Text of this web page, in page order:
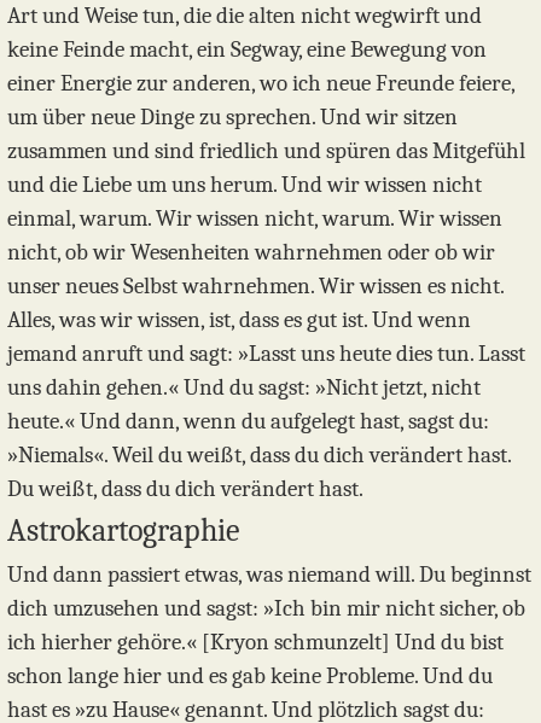
Art und Weise tun, die die alten nicht wegwirft und
keine Feinde macht, ein Segway, eine Bewegung von
einer Energie zur anderen, wo ich neue Freunde feiere,
um über neue Dinge zu sprechen. Und wir sitzen
zusammen und sind friedlich und spüren das Mitgefühl
und die Liebe um uns herum. Und wir wissen nicht
einmal, warum. Wir wissen nicht, warum. Wir wissen
nicht, ob wir Wesenheiten wahrnehmen oder ob wir
unser neues Selbst wahrnehmen. Wir wissen es nicht.
Alles, was wir wissen, ist, dass es gut ist. Und wenn
jemand anruft und sagt: »Lasst uns heute dies tun. Lasst
uns dahin gehen.« Und du sagst: »Nicht jetzt, nicht
heute.« Und dann, wenn du aufgelegt hast, sagst du:
»Niemals«. Weil du weißt, dass du dich verändert hast.
Du weißt, dass du dich verändert hast.
Astrokartographie
Und dann passiert etwas, was niemand will. Du beginnst
dich umzusehen und sagst: »Ich bin mir nicht sicher, ob
ich hierher gehöre.« [Kryon schmunzelt] Und du bist
schon lange hier und es gab keine Probleme. Und du
hast es »zu Hause« genannt. Und plötzlich sagst du: